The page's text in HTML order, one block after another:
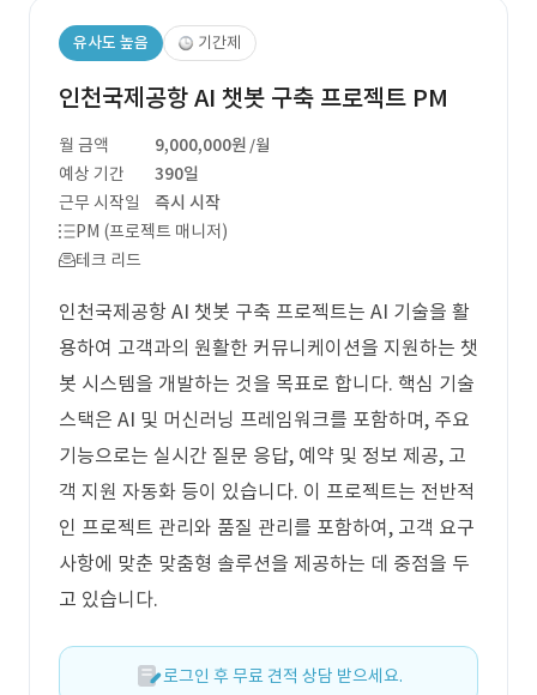
유사도 높음 기간제
인천국제공항 AI 챗봇 구축 프로젝트 PM
월 금액 9,000,000원 /월
예상 기간
390일
근무 시작일
즉시 시작
PM (프로젝트 매니저)
테크 리드
인천국제공항 AI 챗봇 구축 프로젝트는 AI 기술을 활
용하여 고객과의 원활한 커뮤니케이션을 지원하는 챗
봇 시스템을 개발하는 것을 목표로 합니다. 핵심 기술
스택은 AI 및 머신러닝 프레임워크를 포함하며, 주요
기능으로는 실시간 질문 응답, 예약 및 정보 제공, 고
객 지원 자동화 등이 있습니다. 이 프로젝트는 전반적
인 프로젝트 관리와 품질 관리를 포함하여, 고객 요구
사항에 맞춘 맞춤형 솔루션을 제공하는 데 중점을 두
고 있습니다.
로그인 후 무료 견적 상담 받으세요.